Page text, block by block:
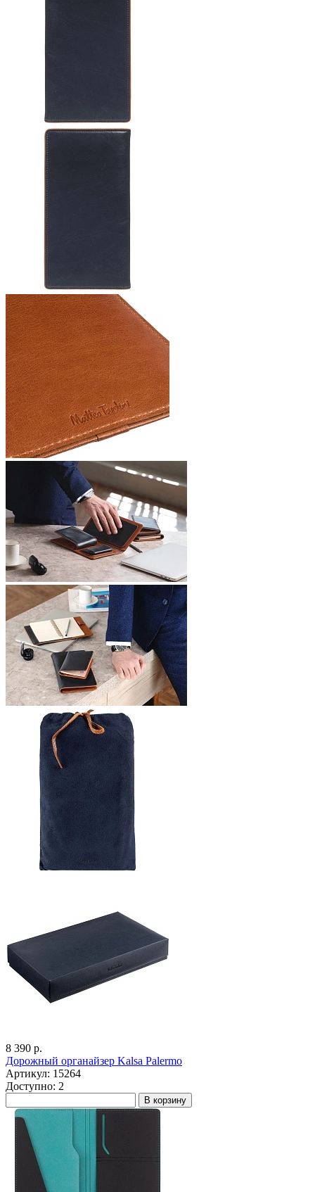
8 390 р.
Дорожный органайзер Kalsa Palermo
Артикул: 15264
Доступно: 2
В корзину